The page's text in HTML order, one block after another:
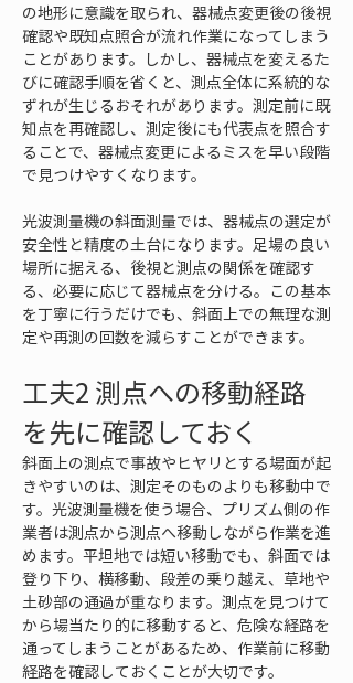
の地形に意識を取られ、器械点変更後の後視
確認や既知点照合が流れ作業になってしまう
ことがあります。しかし、器械点を変えるた
びに確認手順を省くと、測点全体に系統的な
ずれが生じるおそれがあります。測定前に既
知点を再確認し、測定後にも代表点を照合す
ることで、器械点変更によるミスを早い段階
で見つけやすくなります。
光波測量機の斜面測量では、器械点の選定が
安全性と精度の土台になります。足場の良い
場所に据える、後視と測点の関係を確認す
る、必要に応じて器械点を分ける。この基本
を丁寧に行うだけでも、斜面上での無理な測
定や再測の回数を減らすことができます。
工夫2 測点への移動経路
を先に確認しておく
斜面上の測点で事故やヒヤリとする場面が起
きやすいのは、測定そのものよりも移動中で
す。光波測量機を使う場合、プリズム側の作
業者は測点から測点へ移動しながら作業を進
めます。平坦地では短い移動でも、斜面では
登り下り、横移動、段差の乗り越え、草地や
土砂部の通過が重なります。測点を見つけて
から場当たり的に移動すると、危険な経路を
通ってしまうことがあるため、作業前に移動
経路を確認しておくことが大切です。